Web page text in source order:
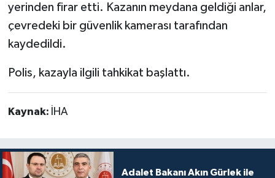
yerinden firar etti. Kazanın meydana geldiği anlar,
çevredeki bir güvenlik kamerası tarafından
kaydedildi.
Polis, kazayla ilgili tahkikat başlattı.
Kaynak: İHA
Adalet Bakanı Akın Gürlek ile